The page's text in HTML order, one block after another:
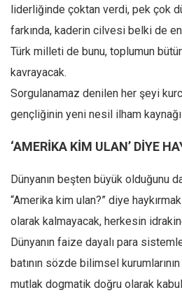
liderliğinde çoktan verdi, pek çok
farkında, kaderin cilvesi belki de
Türk milleti de bunu, toplumun
kavrayacak.
Sorgulanamaz denilen her şeyi
gençliğinin yeni nesil ilham
‘AMERİKA KİM ULAN’ DİYE
Dünyanın beşten büyük olduğunu
“Amerika kim ulan?” diye
olarak kalmayacak, herkesin
Dünyanın faize dayalı para
batının sözde bilimsel
mutlak dogmatik doğru olarak